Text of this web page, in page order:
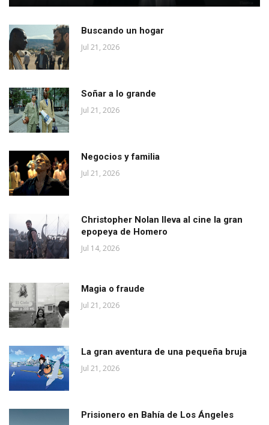
Buscando un hogar
Jul 21, 2026
Soñar a lo grande
Jul 21, 2026
Negocios y familia
Jul 21, 2026
Christopher Nolan lleva al cine la gran
epopeya de Homero
Jul 14, 2026
Magia o fraude
Jul 21, 2026
La gran aventura de una pequeña bruja
Jul 21, 2026
Prisionero en Bahía de Los Ángeles